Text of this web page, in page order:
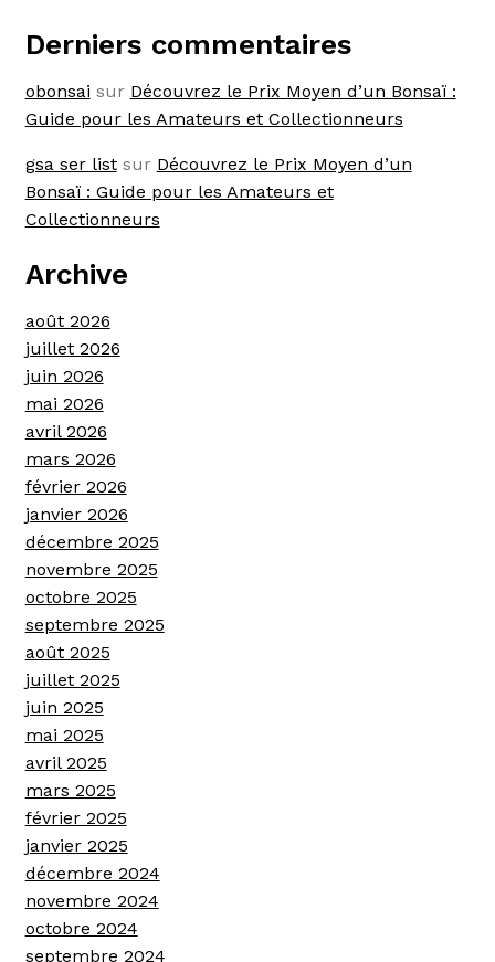
Derniers commentaires
obonsai sur Découvrez le Prix Moyen d’un Bonsaï :
Guide pour les Amateurs et Collectionneurs
gsa ser listsur Découvrez le Prix Moyen d’un
Bonsaï : Guide pour les Amateurs et
Collectionneurs
Archive
août 2026
juillet 2026
juin 2026
mai 2026
avril 2026
mars 2026
février 2026
janvier 2026
décembre 2025
novembre 2025
octobre 2025
septembre 2025
août 2025
juillet 2025
juin 2025
mai 2025
avril 2025
mars 2025
février 2025
janvier 2025
décembre 2024
novembre 2024
octobre 2024
septembre 2024